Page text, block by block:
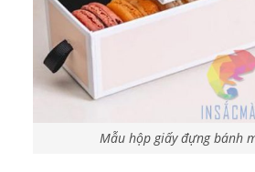
Mẫu hộp giấy đựng bánh